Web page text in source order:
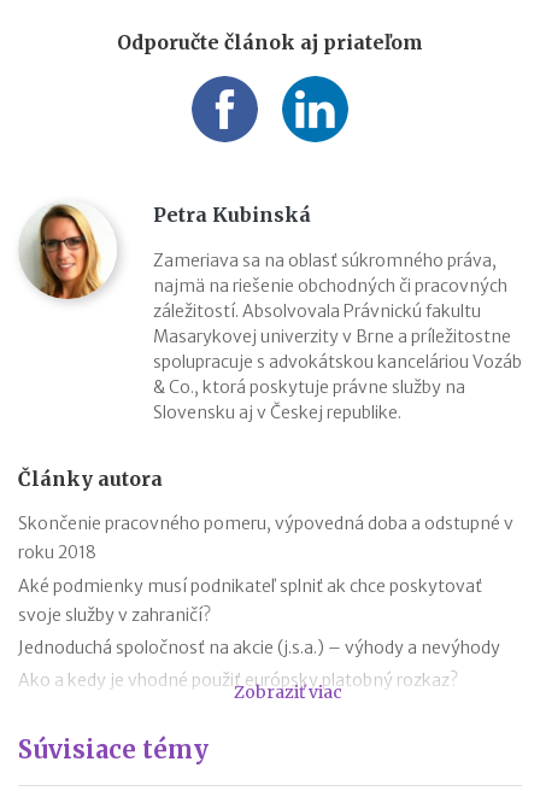
Odporučte článok aj priateľom
Petra Kubinská
Zameriava sa na oblasť súkromného práva,
najmä na riešenie obchodných či pracovných
záležitostí. Absolvovala Právnickú fakultu
Masarykovej univerzity v Brne a príležitostne
spolupracuje s advokátskou kanceláriou Vozáb
& Co., ktorá poskytuje právne služby na
Slovensku aj v Českej republike.
Články autora
Skončenie pracovného pomeru, výpovedná doba a odstupné v
roku 2018
Aké podmienky musí podnikateľ splniť ak chce poskytovať
svoje služby v zahraničí?
Jednoduchá spoločnosť na akcie (j.s.a.) – výhody a nevýhody
Ako a kedy je vhodné použiť európsky platobný rozkaz?
dlžníkov
Zobraziť viac
Súvisiace témy